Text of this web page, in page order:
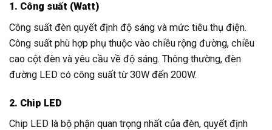
1. Công suất (Watt)
Công suất đèn quyết định độ sáng và mức tiêu thụ điện.
Công suất phù hợp phụ thuộc vào chiều rộng đường, chiều
cao cột đèn và yêu cầu về độ sáng. Thông thường, đèn
đường LED có công suất từ 30W đến 200W.
2. Chip LED
Chip LED là bộ phận quan trọng nhất của đèn, quyết định